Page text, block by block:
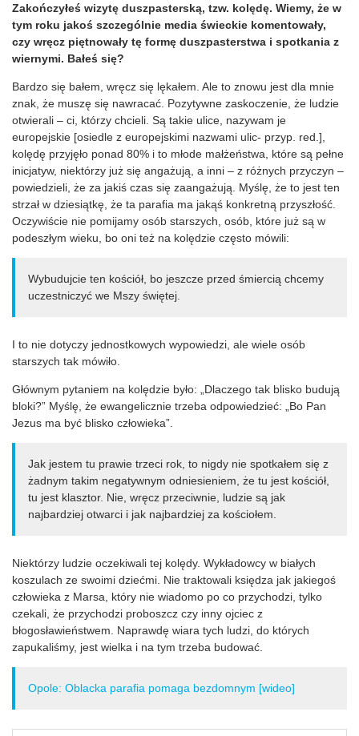
Zakończyłeś wizytę duszpasterską, tzw. kolędę. Wiemy, że w
tym roku jakoś szczególnie media świeckie komentowały,
czy wręcz piętnowały tę formę duszpasterstwa i spotkania z
wiernymi. Bałeś się?
Bardzo się bałem, wręcz się lękałem. Ale to znowu jest dla mnie
znak, że muszę się nawracać. Pozytywne zaskoczenie, że ludzie
otwierali – ci, którzy chcieli. Są takie ulice, nazywam je
europejskie [osiedle z europejskimi nazwami ulic- przyp. red.],
kolędę przyjęło ponad 80% i to młode małżeństwa, które są pełne
inicjatyw, niektórzy już się angażują, a inni – z różnych przyczyn –
powiedzieli, że za jakiś czas się zaangażują. Myślę, że to jest ten
strzał w dziesiątkę, że ta parafia ma jakąś konkretną przyszłość.
Oczywiście nie pomijamy osób starszych, osób, które już są w
podeszłym wieku, bo oni też na kolędzie często mówili:
Wybudujcie ten kościół, bo jeszcze przed śmiercią chcemy
uczestniczyć we Mszy świętej.
I to nie dotyczy jednostkowych wypowiedzi, ale wiele osób
starszych tak mówiło.
Głównym pytaniem na kolędzie było: „Dlaczego tak blisko budują
bloki?” Myślę, że ewangelicznie trzeba odpowiedzieć: „Bo Pan
Jezus ma być blisko człowieka”.
Jak jestem tu prawie trzeci rok, to nigdy nie spotkałem się z
żadnym takim negatywnym odniesieniem, że tu jest kościół,
tu jest klasztor. Nie, wręcz przeciwnie, ludzie są jak
najbardziej otwarci i jak najbardziej za kościołem.
Niektórzy ludzie oczekiwali tej kolędy. Wykładowcy w białych
koszulach ze swoimi dziećmi. Nie traktowali księdza jak jakiegoś
człowieka z Marsa, który nie wiadomo po co przychodzi, tylko
czekali, że przychodzi proboszcz czy inny ojciec z
błogosławieństwem. Naprawdę wiara tych ludzi, do których
zapukaliśmy, jest wielka i na tym trzeba budować.
Opole: Oblacka parafia pomaga bezdomnym [wideo]